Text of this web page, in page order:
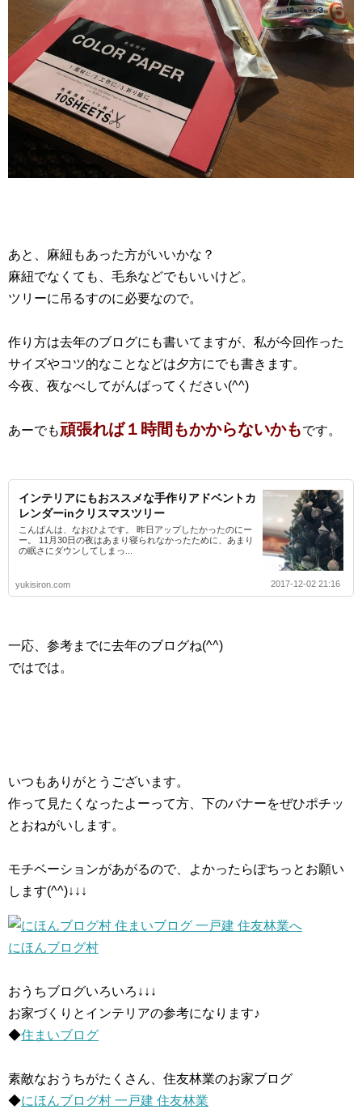
あと、麻紐もあった方がいいかな？
麻紐でなくても、毛糸などでもいいけど。
ツリーに吊るすのに必要なので。
作り方は去年のブログにも書いてますが、私が今回作った
サイズやコツ的なことなどは夕方にでも書きます。
今夜、夜なべしてがんばってください(^^)
あーでも頑張れば１時間もかからないかもです。
インテリアにもおススメな手作りアドベントカ
レンダーinクリスマスツリー
こんばんは、なおひよです。 昨日アップしたかったのにー
ー。 11月30日の夜はあまり寝られなかったために、あまり
の眠さにダウンしてしまっ...
yukisiron.com 2017-12-02 21:16
一応、参考までに去年のブログね(^^)
ではでは。
いつもありがとうございます。
作って見たくなったよーって方、下のバナーをぜひポチッ
とおねがいします。
モチベーションがあがるので、よかったらぽちっとお願い
します(^^)↓↓↓
にほんブログ村
おうちブログいろいろ↓↓↓
お家づくりとインテリアの参考になります♪
◆住まいブログ
素敵なおうちがたくさん、住友林業のお家ブログ
◆にほんブログ村 一戸建 住友林業